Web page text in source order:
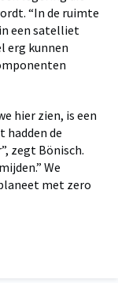
“In de ruimte
een satelliet
erg kunnen
hier zien, is een
hadden de
zegt Bönisch.
We
met zero